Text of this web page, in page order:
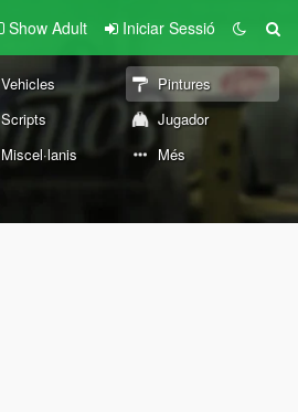
Show Adult Iniciar Sessió
Vehicles
Pintures
Scripts
Jugador
Miscel·lanis Més